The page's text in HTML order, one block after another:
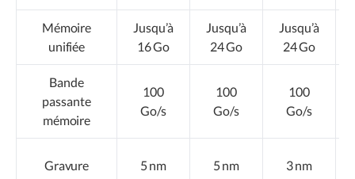
Mémoire
unifiée
Jusqu’à
16 Go
Jusqu’à
24 Go
Jusqu’à
24 Go
Bande
passante
mémoire
100
Go/s
100
Go/s
100
Go/s
Gravure 5 nm 5 nm 3 nm